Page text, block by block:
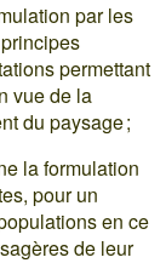
par les
permettant
vue de la
du paysage ;
la formulation
pour un
en ce
de leur